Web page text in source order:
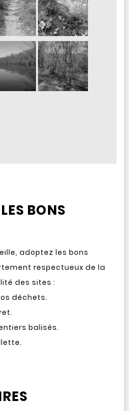
BONS
adoptez les bons
respectueux de la
des sites :
déchets.
balisés.